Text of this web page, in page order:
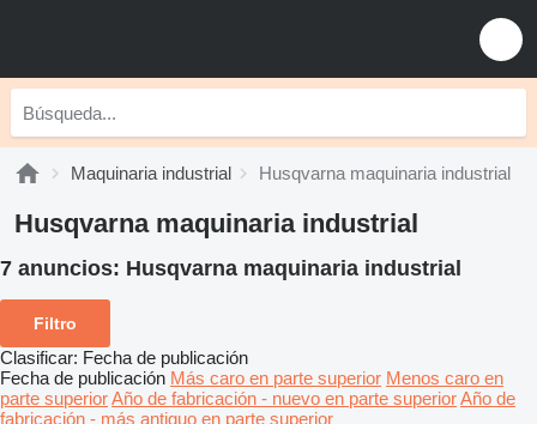
Maquinaria industrial Husqvarna maquinaria industrial
Husqvarna maquinaria industrial
7 anuncios: Husqvarna maquinaria industrial
Filtro
Clasificar: Fecha de publicación
Fecha de publicación Más caro en parte superior Menos caro en
parte superiorAño de fabricación - nuevo en parte superiorAño de
fabricación - más antiguo en parte superior